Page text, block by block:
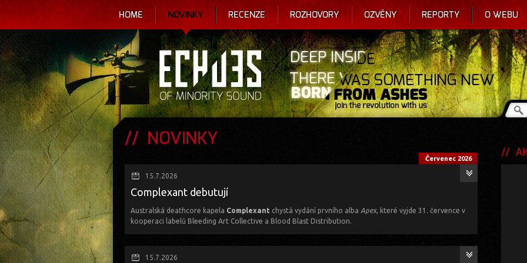
HOME NOVINKY RECENZE ROZHOVORY OZVĚNY REPORTY O WEBU
NOVINKY
Červenec 2026
15.7.2026
Complexant debutují
Australská deathcore kapela Complexant chystá vydání prvního alba Apex, které vyjde 31. července v
kooperaci labelů Bleeding Art Collective a Blood Blast Distribution.
15.7.2026